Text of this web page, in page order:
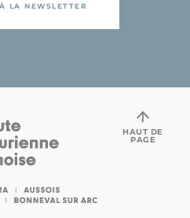
LA NEWSLETTER
HAUT DE
PAGE